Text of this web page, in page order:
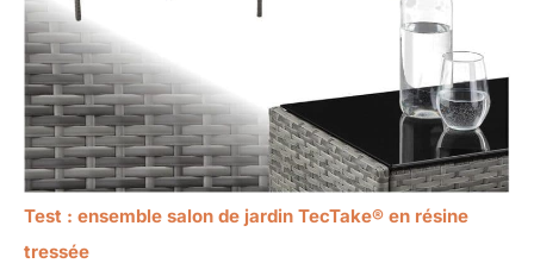
Test : ensemble salon de jardin TecTake® en résine
tressée